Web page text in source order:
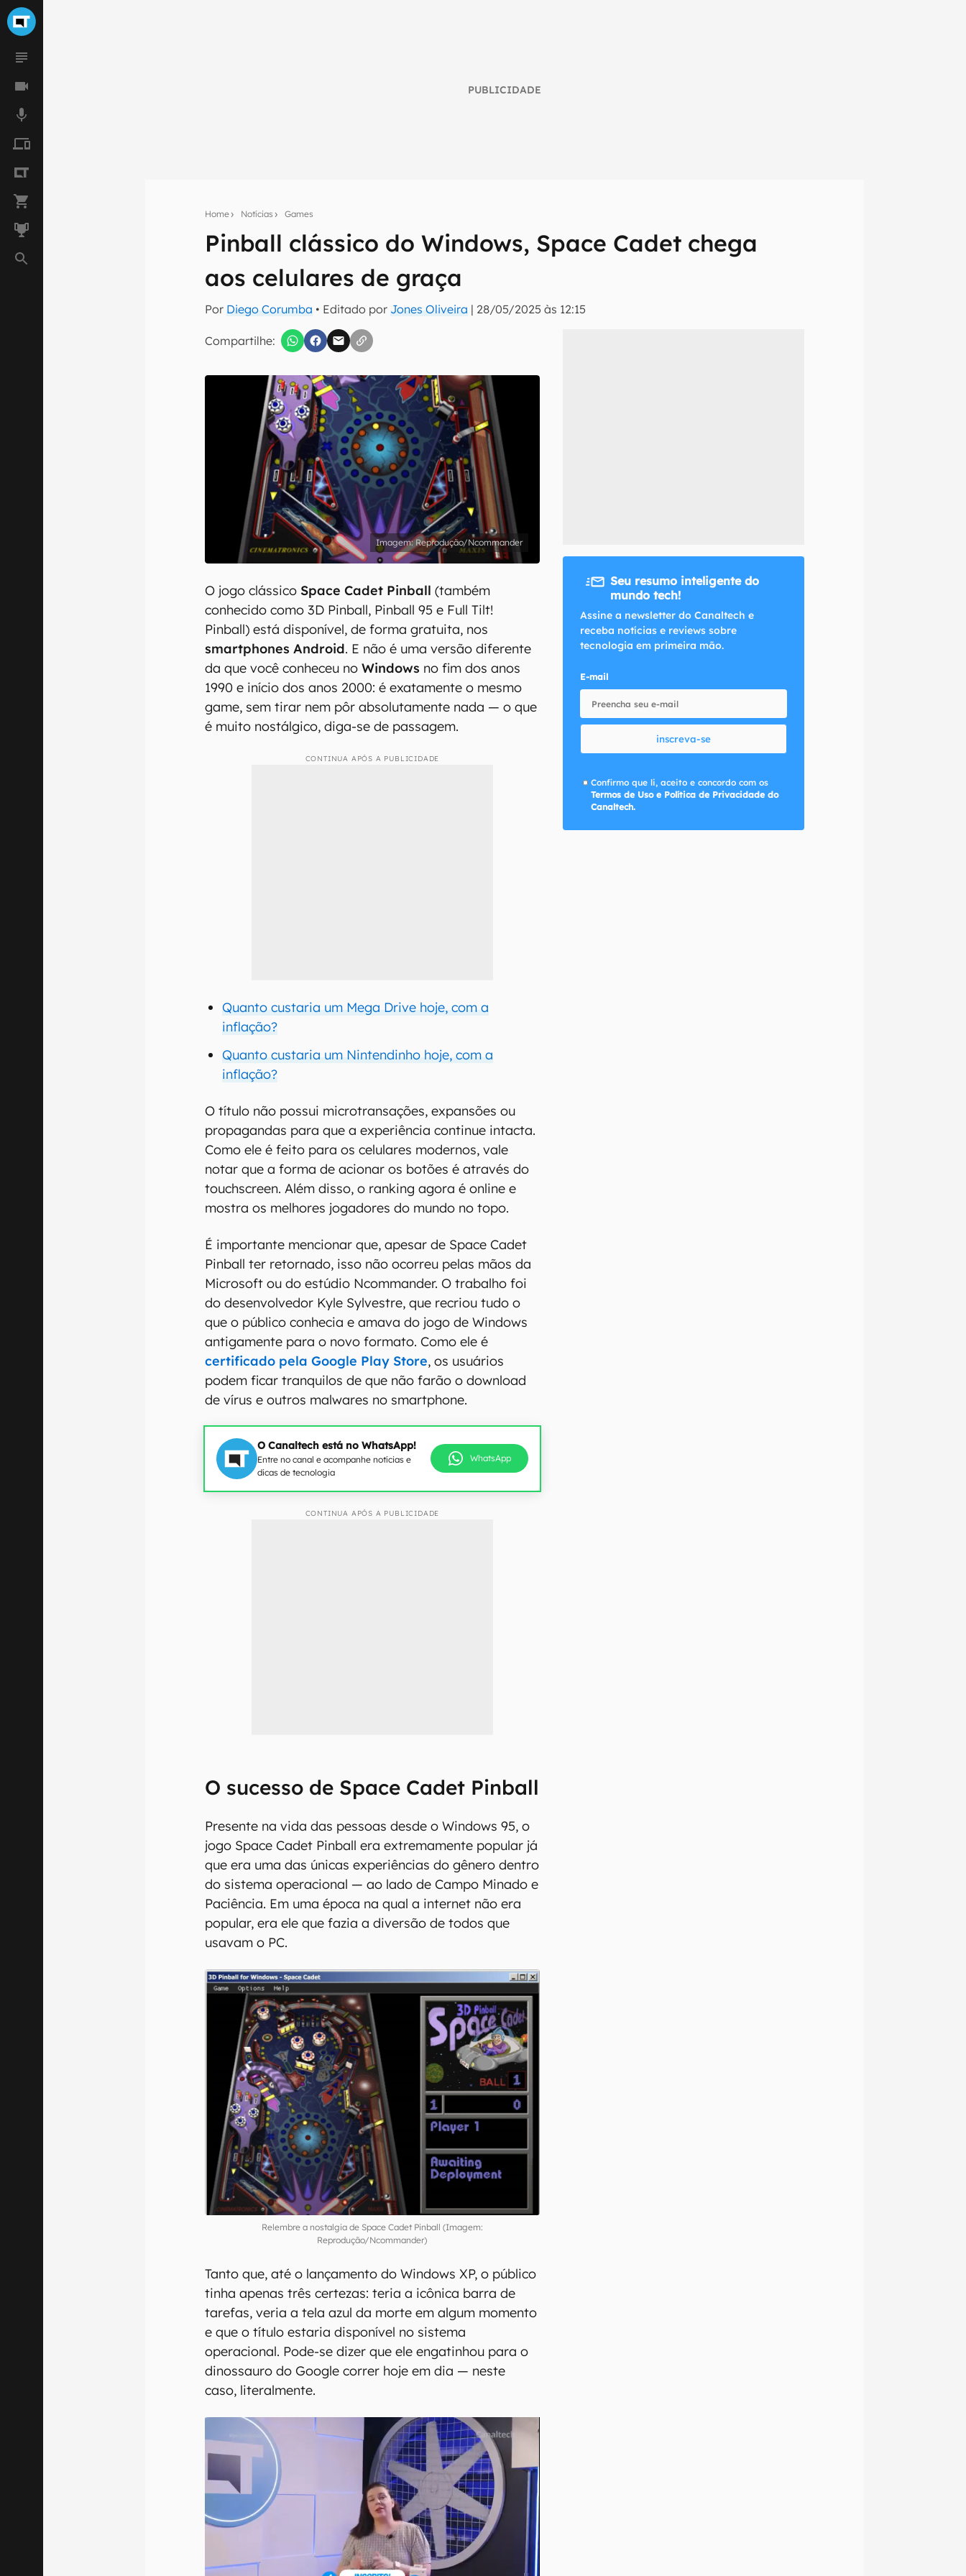
PUBLICIDADE
Home Notícias Games
Pinball clássico do Windows, Space Cadet chega
aos celulares de graça
Por Diego Corumba • Editado por Jones Oliveira | 28/05/2025 às 12:15
Compartilhe:
Assine a newsletter do Canaltech e receba notícias e reviews sobre tecnologia em primeira
inscreva-se
Confirmo que li, aceito e concordo com os Termos de Uso e Política de Privacidade do Canaltech.
Reprodução/Ncommander
O jogo clássico Space Cadet Pinball (também
conhecido como 3D Pinball, Pinball 95 e Full Tilt!
Pinball) está disponível, de forma gratuita, nos
smartphones Android. E não é uma versão diferente
da que você conheceu noWindows no fim dos anos
1990 e início dos anos 2000: é exatamente o mesmo
game, sem tirar nem pôr absolutamente nada — o que
é muito nostálgico, diga-se de passagem.
CONTINUA APÓS A PUBLICIDADE
Quanto custaria um Mega Drive hoje, com a
inflação?
Quanto custaria um Nintendinho hoje, com a
inflação?
O título não possui microtransações, expansões ou
propagandas para que a experiência continue intacta.
Como ele é feito para os celulares modernos, vale
notar que a forma de acionar os botões é através do
touchscreen. Além disso, o ranking agora é online e
mostra os melhores jogadores do mundo no topo.
É importante mencionar que, apesar de Space Cadet
Pinball ter retornado, isso não ocorreu pelas mãos da
Microsoft ou do estúdio Ncommander. O trabalho foi
do desenvolvedor Kyle Sylvestre, que recriou tudo o
que o público conhecia e amava do jogo de Windows
antigamente para o novo formato. Como ele é
certificado pela Google Play Store, os usuários
podem ficar tranquilos de que não farão o download
de vírus e outros malwares no smartphone.
O Canaltech está no WhatsApp!
Entre no canal e acompanhe notícias e
dicas de tecnologia
WhatsApp
CONTINUA APÓS A PUBLICIDADE
O sucesso de Space Cadet Pinball
Presente na vida das pessoas desde o Windows 95, o
jogo Space Cadet Pinball era extremamente popular já
que era uma das únicas experiências do gênero dentro
do sistema operacional — ao lado de Campo Minado e
Paciência. Em uma época na qual a internet não era
popular, era ele que fazia a diversão de todos que
usavam o PC.
Relembre a nostalgia de Space Cadet Pinball (Imagem:
Reprodução/Ncommander)
Tanto que, até o lançamento do Windows XP, o público
tinha apenas três certezas: teria a icônica barra de
tarefas, veria a tela azul da morte em algum momento
e que o título estaria disponível no sistema
operacional. Pode-se dizer que ele engatinhou para o
dinossauro do Google correr hoje em dia — neste
caso, literalmente.
Seu resumo inteligente do
mundo tech!
Assine a newsletter do Canaltech e
receba notícias e reviews sobre
tecnologia em primeira mão.
E-mail
inscreva-se
Confirmo que li, aceito e concordo com os
Termos de Uso e Política de Privacidade do
Canaltech.